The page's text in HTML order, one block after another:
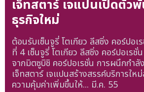
เจ็ทสตาร์ เจแปนเปิดตัว
ธุรกิจใหม่
ต้อนรับเซ็นจูรี่ โตเกียว ลีสซิ่ง คอร์ปอ
ที่ 4 เซ็นจูรี่ โตเกียว ลีสซิ่ง คอร์ปอเรชั่
จากมิตซูบิชิ คอร์ปอเรชั่น การผนึกกำ
เจ็ทสตาร์ เจแปนสร้างสรรค์บริการให
ความคุ้มค่าเพิ่มขึ้นให้... มี.ค. 55